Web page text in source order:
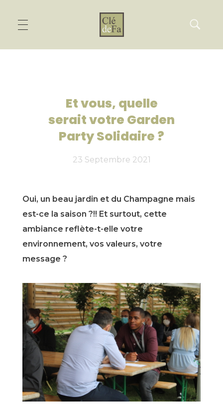
Et vous, quelle
serait votre Garden
Party Solidaire ?
23 Septembre 2021
Oui, un beau jardin et du Champagne mais
est-ce la saison ?!! Et surtout, cette
ambiance reflète-t-elle votre
environnement, vos valeurs, votre
message ?